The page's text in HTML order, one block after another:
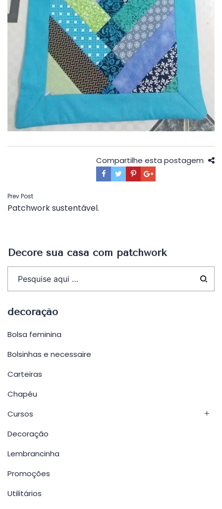
Compartilhe esta postagem
Navegação
de
Prev Post
Patchwork sustentável.
Decore sua casa com patchwork
decoração
Bolsa feminina
Bolsinhas e necessaire
Carteiras
Chapéu
Cursos
Decoração
Lembrancinha
Promoções
Utilitários